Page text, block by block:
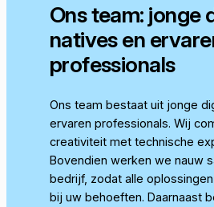
Ons team: jonge
natives en
professionals
Ons team bestaat uit jonge
ervaren professionals. Wij
creativiteit met technische
Bovendien werken we nauw
bedrijf, zodat alle
bij uw behoeften. Daarnaast